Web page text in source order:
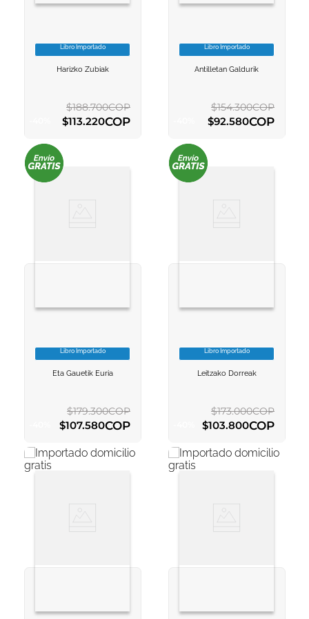
VER INFORMACION
Libro Importado
Harizko Zubiak
$188.700COP
$113.220COP
AGREGAR AL CARRITO
VER INFORMACION
Libro Importado
Antilletan Galdurik
$154.300COP
$92.580COP
AGREGAR AL CARRITO
VER INFORMACION
Libro Importado
Eta Gauetik Euria
$179.300COP
$107.580COP
AGREGAR AL CARRITO
VER INFORMACION
Libro Importado
Leitzako Dorreak
$173.000COP
$103.800COP
AGREGAR AL CARRITO